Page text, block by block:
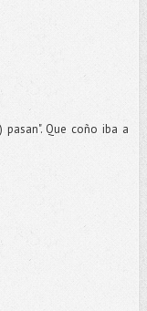
Que coño iba a